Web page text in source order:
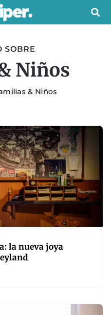
SOBRE
Niños
& Niños
la nueva joya